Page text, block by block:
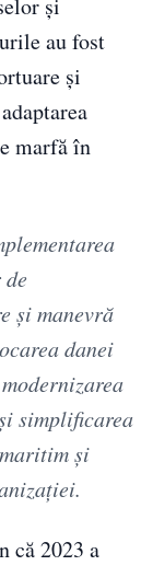
au fost
și
marfă în
şi manevră
danei
simplificarea
şi
că 2023 a